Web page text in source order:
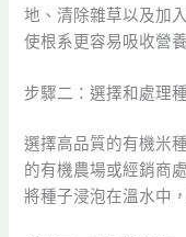
地、清除雜草以及加
使根系更容易吸收營
步驟二：選擇和處理
選擇高品質的有機米
的有機農場或經銷商
將種子浸泡在溫水中